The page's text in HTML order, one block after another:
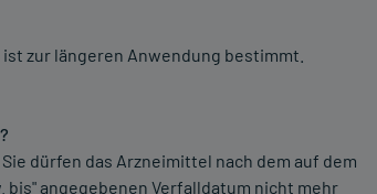
zur längeren Anwendung bestimmt.
dürfen das Arzneimittel nach dem auf dem
bis" angegebenen Verfalldatum nicht mehr